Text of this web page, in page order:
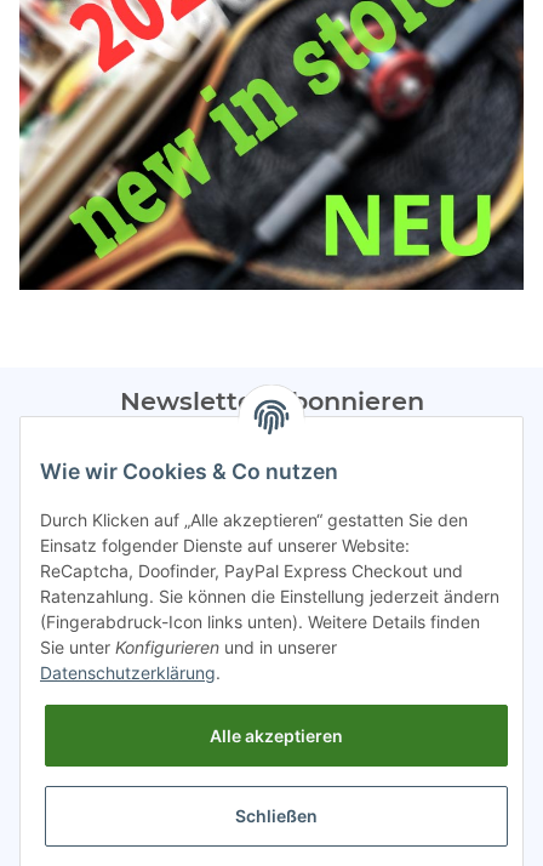
Newsletter Abonnieren
Bitte sendet mir entsprechend eurer
regelmäßig Infos zu euren Aktionen per E-Mail zu.
Abonnieren
Spamschutz aktiv
Gesetzliche Informationen
Wie wir Cookies & Co nutzen
Durch Klicken auf „Alle akzeptieren“ gestatten Sie den
Einsatz folgender Dienste auf unserer Website:
ReCaptcha, Doofinder, PayPal Express Checkout und
Ratenzahlung. Sie können die Einstellung jederzeit ändern
(Fingerabdruck-Icon links unten). Weitere Details finden
Sie unter Konfigurieren und in unserer
Datenschutzerklärung.
Alle akzeptieren
Schließen